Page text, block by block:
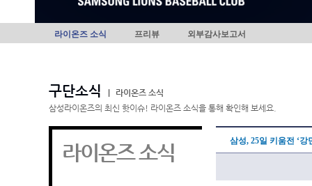
라이온즈 소식 프리뷰 외부감사보고서
구단소식
라이온즈 소식
삼성라이온즈의 최신 핫이슈! 라이온즈 소식을 통해 확인해 보세요.
라이온즈 소식 삼성, 25일 키움전 ‘강